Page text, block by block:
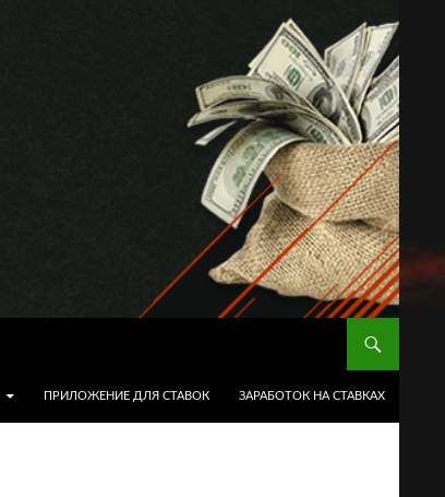
ПРИЛОЖЕНИЕ ДЛЯ СТАВОК ЗАРАБОТОК НА СТАВКАХ